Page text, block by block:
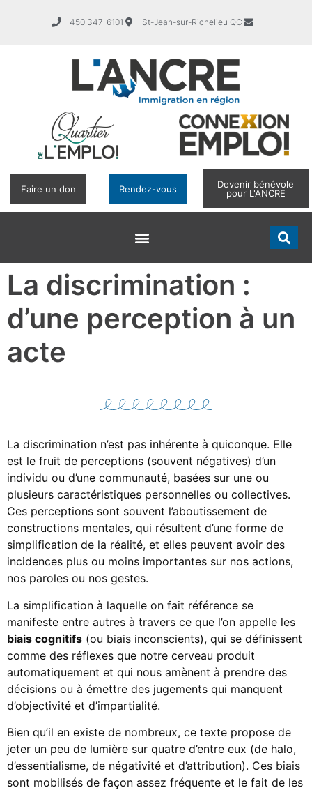
450 347-6101 St-Jean-sur-Richelieu QC
Faire un don Rendez-vous
Devenir bénévole
pour L'ANCRE
La discrimination :
d’une perception à un
acte
La discrimination n’est pas inhérente à quiconque. Elle
est le fruit de perceptions (souvent négatives) d’un
individu ou d’une communauté, basées sur une ou
plusieurs caractéristiques personnelles ou collectives.
Ces perceptions sont souvent l’aboutissement de
constructions mentales, qui résultent d’une forme de
simplification de la réalité, et elles peuvent avoir des
incidences plus ou moins importantes sur nos actions,
nos paroles ou nos gestes.
La simplification à laquelle on fait référence se
manifeste entre autres à travers ce que l’on appelle les
biais cognitifs (ou biais inconscients), qui se définissent
comme des réflexes que notre cerveau produit
automatiquement et qui nous amènent à prendre des
décisions ou à émettre des jugements qui manquent
d’objectivité et d’impartialité.
Bien qu’il en existe de nombreux, ce texte propose de
jeter un peu de lumière sur quatre d’entre eux (de halo,
d’essentialisme, de négativité et d’attribution). Ces biais
sont mobilisés de façon assez fréquente et le fait de les